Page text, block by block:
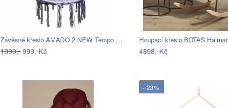
Závěsné křeslo AMADO 2 NEW Tempo Kondela
1090,-999,-Kč
Houpací křeslo BOTAS Halmar
4898,-Kč
- 23%